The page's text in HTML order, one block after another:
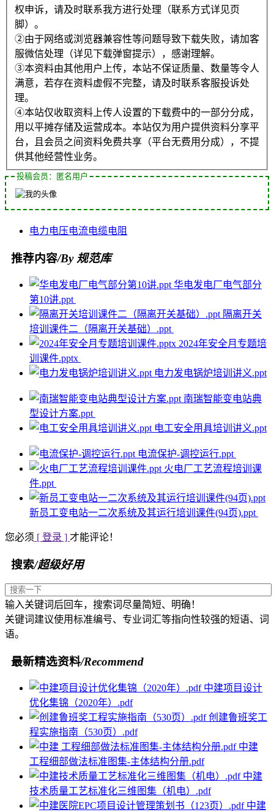
权申诉，请及时联系我方进行处理（联系方式详见页
脚）。
②由于网络或浏览器兼容性等问题导致下载失败，请加客
服微信处理（详见下载弹窗提示），感谢理解。
③本资料由其他用户上传，本站不保证质量、数量等令人
满意，若存在资料虚假不完整，请及时联系客服投诉处
理。
④本站仅收取资料上传人设置的下载费中的一部分分成，
用以平摊存储及运营成本。本站仅为用户提供资料分享平
台，且会员之间资料免费共享（平台无费用分成），不提
供其他经营性业务。
投稿会员：匿名用户
电力电压电流电缆电阻
推荐内容/By 规范库
华电发电厂电气部分
第10讲.ppt
隔离开关
培训课件二（隔离开关基础）.ppt
2024年安全月专题培
训课件.pptx
电力发电锅炉培训讲义.ppt
南瑞智能变电站典
型设计方案.ppt
电工安全用具培训讲义.ppt
电流保护-调控运行.ppt
火电厂工艺流程培训课
件.ppt
新员工变电站一二次系统及其运行培训课件(94页).ppt
您必须 [ 登录 ] 才能评论！
搜索/超级好用
输入关键词后回车，搜索词尽量简短、明确！
关键词建议使用标准编号、专业词汇等指向性较强的短语、词
语。
最新精选资料/Recommend
中建项目设计
优化集锦（2020年）.pdf
创建鲁班奖工
程实施指南（530页）.pdf
中建
工程细部做法标准图集-主体结构分册.pdf
中建
技术质量工艺标准化三维图集（机电）.pdf
中建